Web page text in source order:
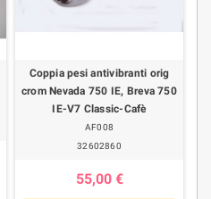
Coppia pesi antivibranti orig
crom Nevada 750 IE, Breva 750
IE-V7 Classic-Cafè
AF008
32602860
55,00 €